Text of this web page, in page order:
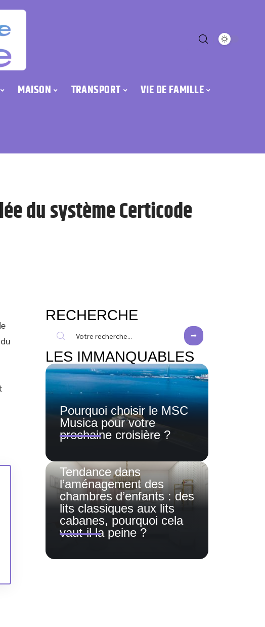
MAISON TRANSPORT
VIE DE FAMILLE
du système Certicode
RECHERCHE
LES IMMANQUABLES
Pourquoi choisir le MSC
Musica pour votre
prochaine croisière ?
Tendance dans
l’aménagement des
chambres d’enfants : des
lits classiques aux lits
cabanes, pourquoi cela
vaut-il la peine ?